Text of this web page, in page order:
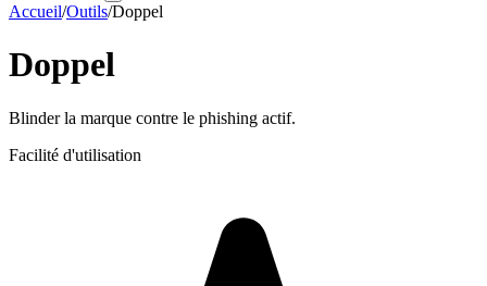
Accueil/Outils/Doppel
Doppel
Blinder la marque contre le phishing actif.
Facilité d'utilisation